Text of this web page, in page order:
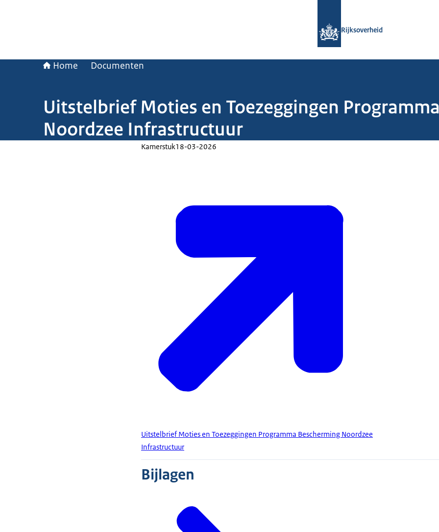
Rijksoverheid
Home Documenten
Uitstelbrief Moties en Toezeggingen
Noordzee Infrastructuur
Kamerstuk18-03-2026
Uitstelbrief Moties en Toezeggingen Programma Bescherming Noordzee
Infrastructuur
Bijlagen